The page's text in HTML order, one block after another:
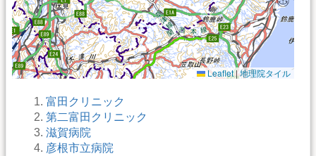
Leaflet|地理院タイル
富田クリニック
第二富田クリニック
滋賀病院
彦根市立病院